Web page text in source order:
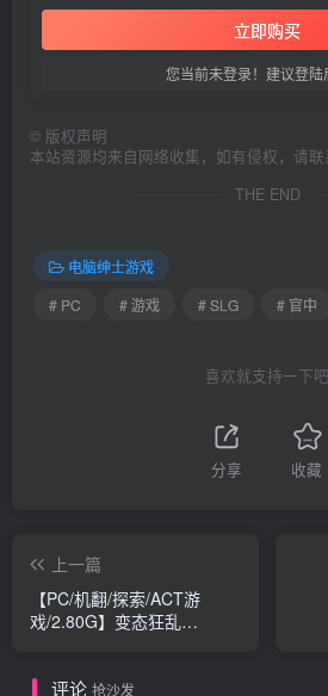
立即购买
您当前未登录！建议登
© 版权声明
本站资源均来自网络收集，如有侵权，请联
THE END
电脑绅士游戏
# PC
# 游戏 # SLG # 官中
喜欢就支持一下吧
分享 收藏
上一篇
【PC/机翻/探索/ACT游
戏/2.80G】变态狂乱
戏+2.80G
评论 抢沙发